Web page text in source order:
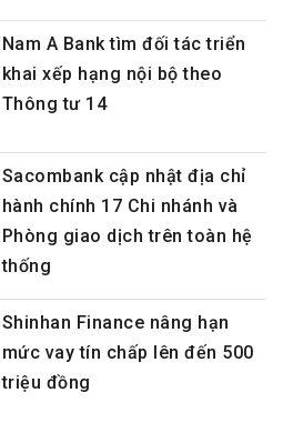
Nam A Bank tìm đối tác triển
khai xếp hạng nội bộ theo
Thông tư 14
Sacombank cập nhật địa chỉ
hành chính 17 Chi nhánh và
Phòng giao dịch trên toàn hệ
thống
Shinhan Finance nâng hạn
mức vay tín chấp lên đến 500
triệu đồng